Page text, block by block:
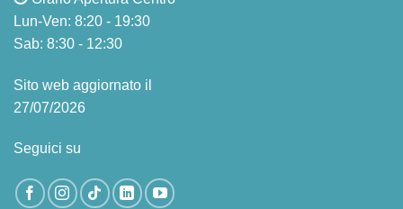
Lun-Ven: 8:20 - 19:30
Sab: 8:30 - 12:30
Sito web aggiornato il
27/07/2026
Seguici su